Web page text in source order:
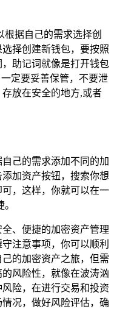
根据自己的需求选择创
择创建新钱包，要按照
助记词就像是打开钱包
定要妥善保管，不要泄
放在安全的地方,或者
己的需求添加不同的加
加资产按钮，搜索你想
，这样，你就可以在一
全、便捷的加密资产管理
注意事项，你可以顺利
己的加密资产之旅，但需
风险性，就像在波涛汹
险，在进行交易和投资
况，做好风险评估，确